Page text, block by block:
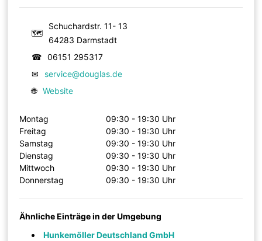
🗺
Schuchardstr. 11- 13
64283 Darmstadt
☎
06151 295317
✉
service@douglas.de
🌐 Website
Montag
09:30 - 19:30 Uhr
Freitag
09:30 - 19:30 Uhr
Samstag
09:30 - 19:30 Uhr
Dienstag
09:30 - 19:30 Uhr
Mittwoch
09:30 - 19:30 Uhr
Donnerstag
09:30 - 19:30 Uhr
Ähnliche Einträge in der Umgebung
Hunkemöller Deutschland GmbH